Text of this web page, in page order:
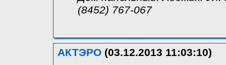
(8452) 767-067
АКТЭРО (03.12.2013 11:03:10)